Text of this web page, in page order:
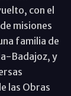
con el
misiones
familia de
Badajoz, y
las Obras